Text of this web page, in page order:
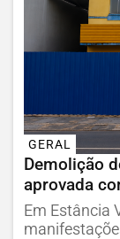
GERAL
Demolição
aprovada
Em Estância